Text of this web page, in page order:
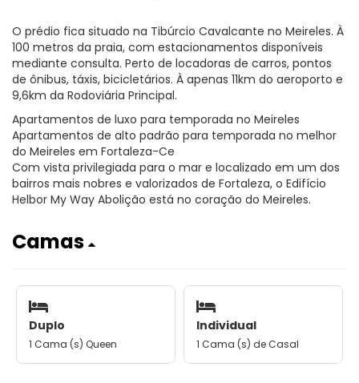
O prédio fica situado na Tibúrcio Cavalcante no Meireles. À
100 metros da praia, com estacionamentos disponíveis
mediante consulta. Perto de locadoras de carros, pontos
de ônibus, táxis, bicicletários. À apenas 11km do aeroporto e
9,6km da Rodoviária Principal.
Apartamentos de luxo para temporada no Meireles
Apartamentos de alto padrão para temporada no melhor
do Meireles em Fortaleza-Ce
Com vista privilegiada para o mar e localizado em um dos
bairros mais nobres e valorizados de Fortaleza, o Edifício
Helbor My Way Abolição está no coração do Meireles.
Camas
Duplo
1 Cama (s) Queen
Individual
1 Cama (s) de Casal